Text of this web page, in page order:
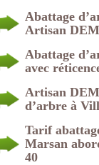
Abattage
Artisan
Abattage
avec
Artisan
d’arbre à
Tarif
Marsan
40